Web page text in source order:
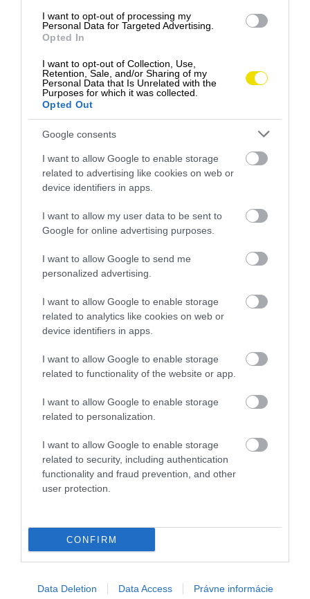
I want to opt-out of processing my
Personal Data for Targeted Advertising.
Opted In
I want to opt-out of Collection, Use,
Retention, Sale, and/or Sharing of my
Personal Data that Is Unrelated with the
Purposes for which it was collected.
Opted Out
Google consents
I want to allow Google to enable storage
related to advertising like cookies on web or
device identifiers in apps.
I want to allow my user data to be sent to
Google for online advertising purposes.
I want to allow Google to send me
personalized advertising.
I want to allow Google to enable storage
related to analytics like cookies on web or
device identifiers in apps.
I want to allow Google to enable storage
related to functionality of the website or app.
I want to allow Google to enable storage
related to personalization.
I want to allow Google to enable storage
related to security, including authentication
functionality and fraud prevention, and other
user protection.
CONFIRM
Data Deletion Data Access Právne informácie
Hoci je väčšina hobby dronov malých, pri
vysokej rýchlosti môže zrážka spôsobiť
Incident je o to znepokojujúcejší, že pravidlá
Federálneho leteckého úradu (FAA) jednoznačne
zakazujú používaniedronov
výške vyššej ako 400 stôp, teda približne 120
metrov. V tomto prípade však k zrážke došlo vo
výške približne sedemnásobne vyššej.